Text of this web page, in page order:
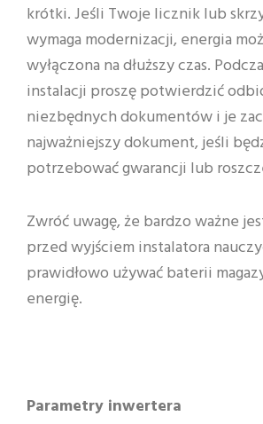
krótki. Jeśli Twoje licznik lub
wymaga modernizacji, energia
wyłączona na dłuższy czas.
instalacji proszę potwierdzić
niezbędnych dokumentów i je
najważniejszy dokument, jeśli
potrzebować gwarancji lub
Zwróć uwagę, że bardzo ważne
przed wyjściem instalatora
prawidłowo używać baterii
energię.
Parametry inwertera